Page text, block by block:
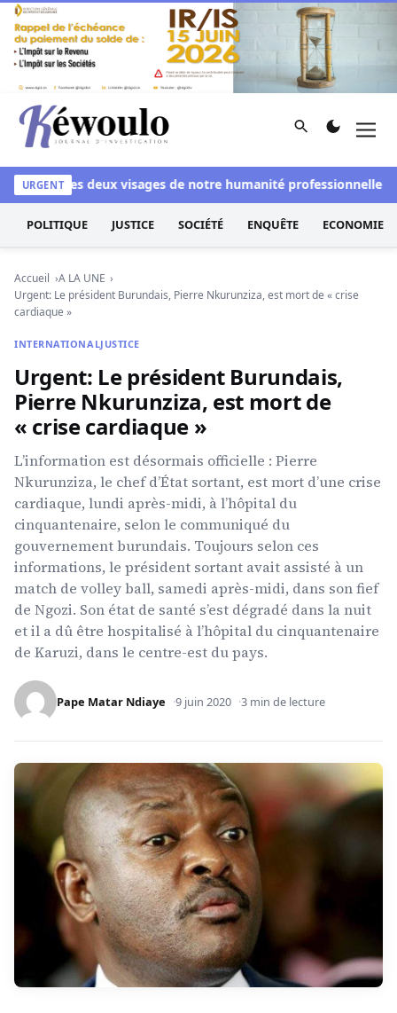
Aller au contenu
Kéwoulo, le premier site d'information et d'investigation
Rechercher
URGENT
Les deux visages de notre humanité professionnelle :
POLITIQUE JUSTICE SOCIÉTÉ ENQUÊTE ECONOMIE
Accueil
A LA UNE
Urgent: Le président Burundais, Pierre Nkurunziza, est mort de « crise
cardiaque »
INTERNATIONALJUSTICE
Urgent: Le président Burundais,
Pierre Nkurunziza, est mort de
« crise cardiaque »
L’information est désormais officielle : Pierre
Nkurunziza, le chef d’État sortant, est mort d’une crise
cardiaque, lundi après-midi, à l’hôpital du
cinquantenaire, selon le communiqué du
gouvernement burundais. Toujours selon ces
informations, le président sortant avait assisté à un
match de volley ball, samedi après-midi, dans son fief
de Ngozi. Son état de santé s’est dégradé dans la nuit
et il a dû être hospitalisé à l’hôpital du cinquantenaire
de Karuzi, dans le centre-est du pays.
Pape Matar Ndiaye 9 juin 2020 3 min de lecture